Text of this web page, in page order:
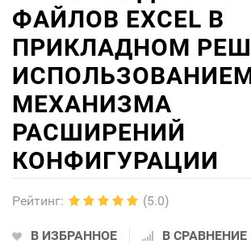
ФАЙЛОВ EXCEL В
ПРИКЛАДНОМ
МЕХАНИЗМА
РАСШИРЕНИЙ
КОНФИГУРАЦИИ
Рейтинг: (5.0)
В ИЗБРАННОЕ В СРАВНЕНИЕ